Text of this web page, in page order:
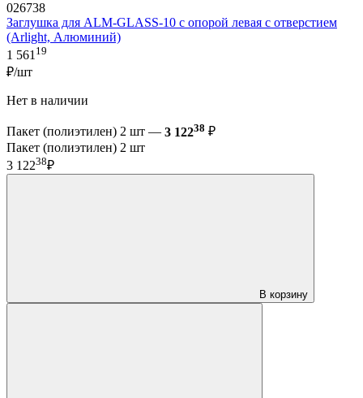
026738
Заглушка для ALM-GLASS-10 с опорой левая с отверстием
(Arlight, Алюминий)
1 56119
₽/шт
Нет в наличии
Пакет (полиэтилен) 2 шт — 3 12238 ₽
Пакет (полиэтилен) 2 шт
3 12238₽
В корзину